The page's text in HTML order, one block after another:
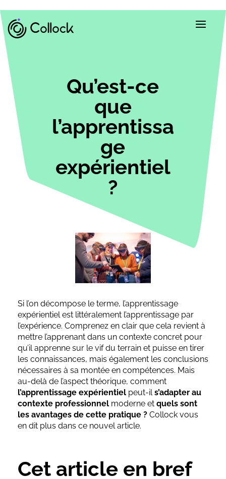
Qu’est-ce
que
l’apprentissa
ge
expérientiel
?
Si l’on décompose le terme, l’apprentissage
expérientiel est littéralement l’apprentissage par
l’expérience. Comprenez en clair que cela revient à
mettre l’apprenant dans un contexte concret pour
qu’il apprenne sur le vif du terrain et puisse en tirer
les connaissances, mais également les conclusions
nécessaires à sa montée en compétences. Mais
au-delà de l’aspect théorique, comment
l’apprentissage expérientiel peut-ils’adapter au
contexte professionnel moderne et quels sont
les avantages de cette pratique ? Collock vous
en dit plus dans ce nouvel article.
Cet article en bref